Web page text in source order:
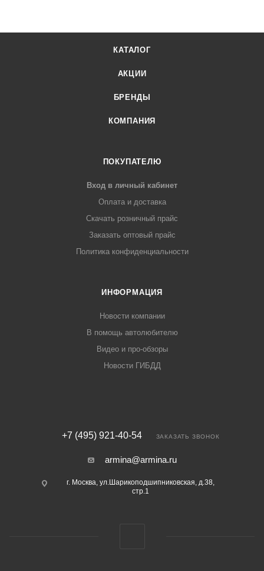
КАТАЛОГ
АКЦИИ
БРЕНДЫ
КОМПАНИЯ
ПОКУПАТЕЛЮ
Вход в личный кабинет
Оплата и доставка
Скачать розничный прайс
Заказать оптовый прайс
Политика конфиденциальности
ИНФОРМАЦИЯ
Новости компании
В помощь автолюбителю
Видео и про-обзоры
Новости ГИБДД
+7 (495) 921-40-54 ЗАКАЗАТЬ ЗВОНОК
armina@armina.ru
г. Москва, ул.Шарикоподшипниковская, д.38,
стр.1